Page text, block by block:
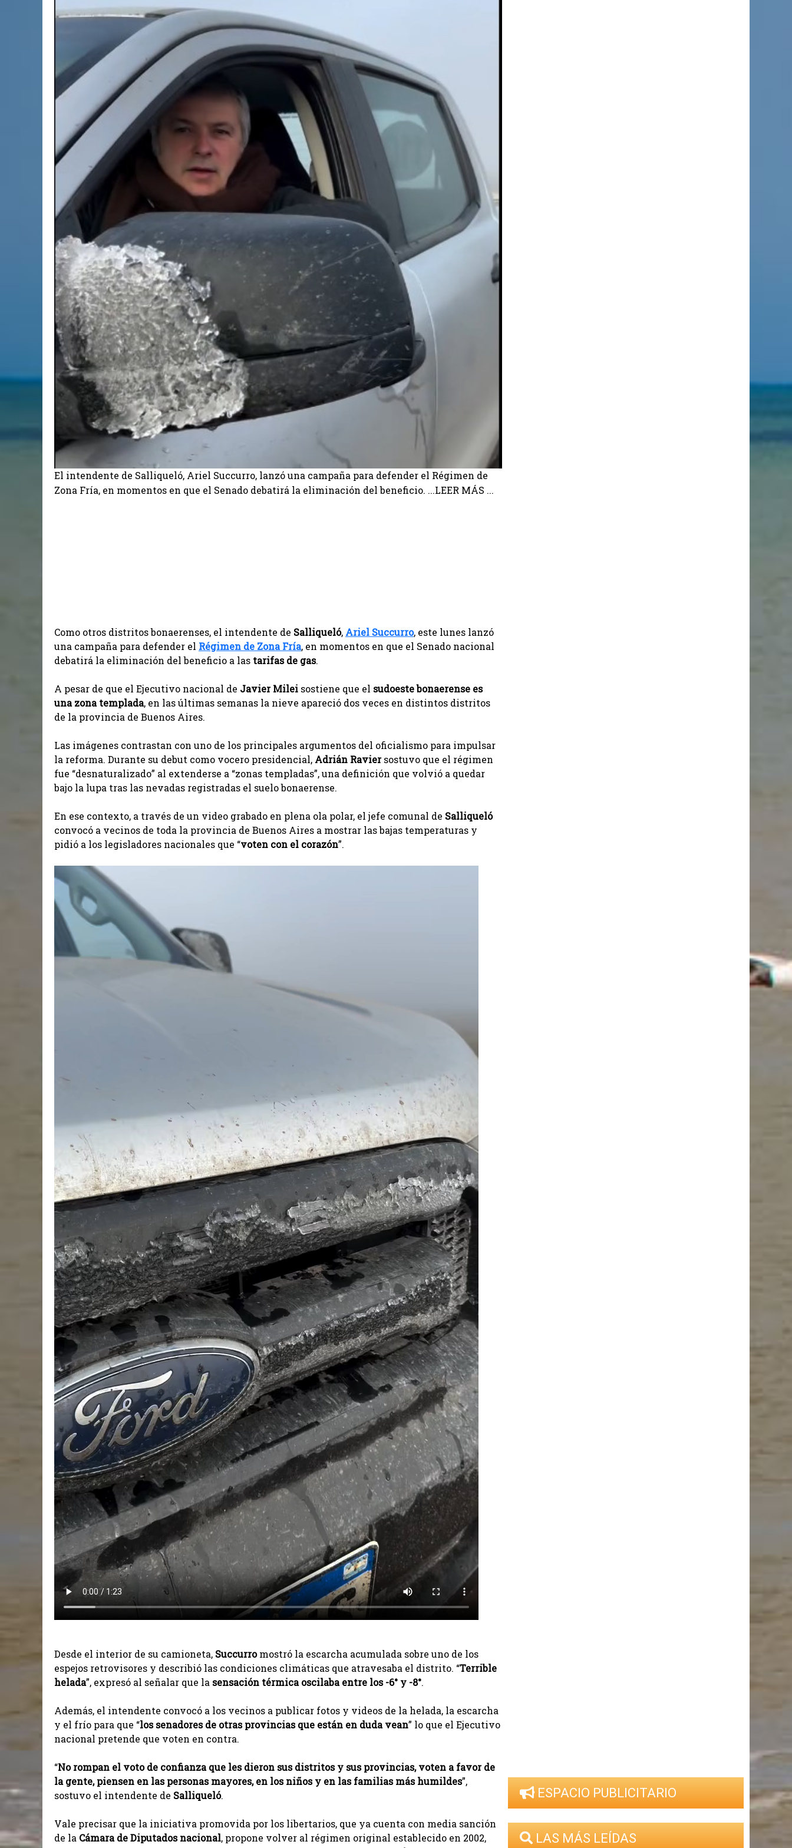
El intendente de Salliqueló, Ariel Succurro, lanzó una campaña para defender el Régimen de
Zona Fría, en momentos en que el Senado debatirá la eliminación del beneficio. ...LEER MÁS ...
Como otros distritos bonaerenses, el intendente de Salliqueló, Ariel Succurro, este lunes lanzó
una campaña para defender el Régimen de Zona Fría, en momentos en que el Senado nacional
debatirá la eliminación del beneficio a las tarifas de gas.
A pesar de que el Ejecutivo nacional de Javier Milei sostiene que el sudoeste bonaerense es
una zona templada, en las últimas semanas la nieve apareció dos veces en distintos distritos
de la provincia de Buenos Aires.
Las imágenes contrastan con uno de los principales argumentos del oficialismo para impulsar
la reforma. Durante su debut como vocero presidencial, Adrián Raviersostuvo que el régimen
fue “desnaturalizado” al extenderse a “zonas templadas”, una definición que volvió a quedar
bajo la lupa tras las nevadas registradas el suelo bonaerense.
En ese contexto, a través de un video grabado en plena ola polar, el jefe comunal de Salliqueló
convocó a vecinos de toda la provincia de Buenos Aires a mostrar las bajas temperaturas y
pidió a los legisladores nacionales que “voten con el corazón”.
Desde el interior de su camioneta, Succurromostró la escarcha acumulada sobre uno de los
espejos retrovisores y describió las condiciones climáticas que atravesaba el distrito. “Terrible
helada”, expresó al señalar que la sensación térmica oscilaba entre los -6° y -8°.
Además, el intendente convocó a los vecinos a publicar fotos y videos de la helada, la escarcha
y el frío para que “los senadores de otras provincias que están en duda vean” lo que el Ejecutivo
nacional pretende que voten en contra.
“No rompan el voto de confianza que les dieron sus distritos y sus provincias, voten a favor de
la gente, piensen en las personas mayores, en los niños y en las familias más humildes”,
sostuvo el intendente de Salliqueló.
Vale precisar que la iniciativa promovida por los libertarios, que ya cuenta con media sanción
de la Cámara de Diputados nacional, propone volver al régimen original establecido en 2002,
ESPACIO PUBLICITARIO
LAS MÁS LEÍDAS